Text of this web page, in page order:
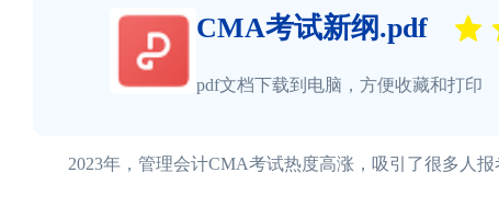
CMA考试新纲.pdf
pdf文档下载到电脑，方便收藏和打印
2023年，管理会计CMA考试热度高涨，吸引了很多人报